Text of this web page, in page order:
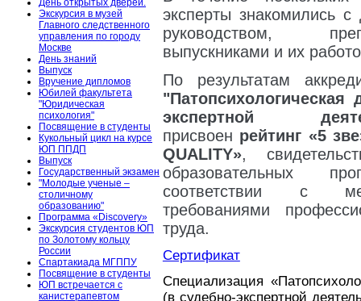
День открытых дверей.
Экскурсия в музей
Главного следственного
управления по городу
Москве
День знаний
Выпуск
Вручение дипломов
Юбилей факультета
"Юридическая
психология"
Посвящение в студенты
Кукольный цикл на курсе
ЮП ППДП
Выпуск
Государственный экзамен
"Молодые ученые –
столичному
образованию"
Программа «Discovery»
Экскурсия студентов ЮП
по Золотому кольцу
России
Спартакиада МГППУ
Посвящение в студенты
ЮП встречается с
канистерапевтом
эксперты знакомились с
руководством,
выпускниками и их
По результатам
"Патопсихологическая
экспертной
присвоен рейтинг «5
QUALITY»,
образовательных
соответствии с
требованиями
труда.
Сертификат
Специализация
(в судебно-экспертной